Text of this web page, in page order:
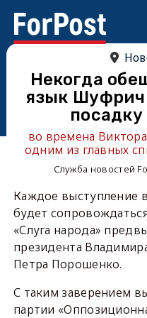
Некогда
язык Шуфрич
во времена
одним из главных
Служба новостей
Каждое выступление
будет
«Слуга народа»
президента
Петра Порошенко.
С таким заверением
партии